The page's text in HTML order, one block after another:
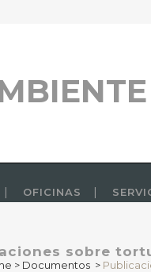
OFICINAS
sobre
> Documentos >